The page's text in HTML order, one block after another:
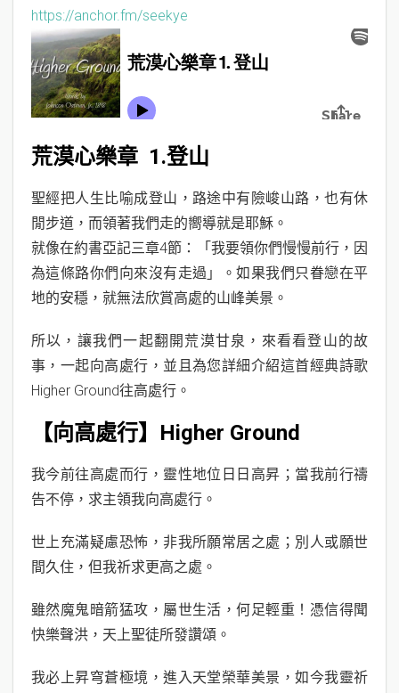
https://anchor.fm/seekye
荒漠心樂章 1.登山
聖經把人生比喻成登山，路途中有險峻山路，也有休
閒步道，而領著我們走的嚮導就是耶穌。
就像在約書亞記三章4節：「我要領你們慢慢前行，因
為這條路你們向來沒有走過」。如果我們只眷戀在平
地的安穩，就無法欣賞高處的山峰美景。
所以，讓我們一起翻開荒漠甘泉，來看看登山的故
事，一起向高處行，並且為您詳細介紹這首經典詩歌
Higher Ground往高處行。
【向高處行】Higher Ground
我今前往高處而行，靈性地位日日高昇；當我前行禱
告不停，求主領我向高處行。
世上充滿疑慮恐怖，非我所願常居之處；別人或願世
間久住，但我祈求更高之處。
雖然魔鬼暗箭猛攻，屬世生活，何足輕重！憑信得聞
快樂聲洪，天上聖徒所發讚頌。
我必上昇穹蒼極境，進入天堂榮華美景，如今我靈祈